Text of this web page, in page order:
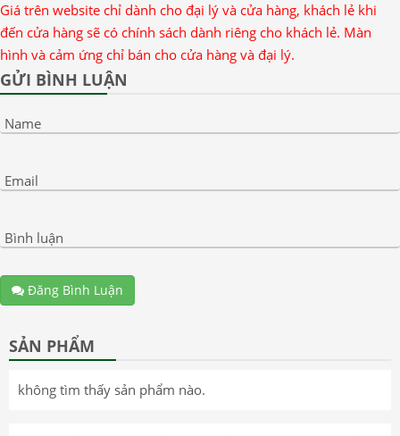
Giá trên website chỉ dành cho đại lý và cửa hàng, khách lẻ khi
đến cửa hàng sẽ có chính sách dành riêng cho khách lẻ. Màn
hình và cảm ứng chỉ bán cho cửa hàng và đại lý.
GỬI BÌNH LUẬN
Name
Email
Bình luận
Đăng Bình Luận
SẢN PHẨM
không tìm thấy sản phẩm nào.